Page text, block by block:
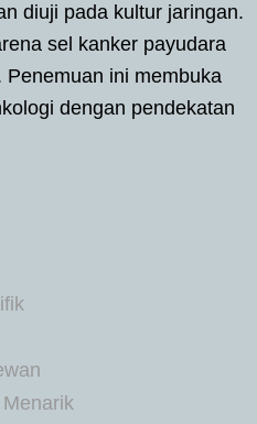
diuji pada kultur jaringan.
sel kanker payudara
ini membuka
dengan pendekatan